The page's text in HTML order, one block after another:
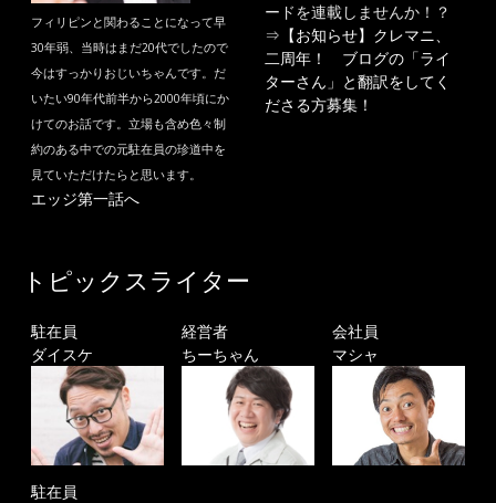
フィリピンと関わることになって早
30年弱、当時はまだ20代でしたので
今はすっかりおじいちゃんです。だ
いたい90年代前半から2000年頃にか
けてのお話です。立場も含め色々制
約のある中での元駐在員の珍道中を
見ていただけたらと思います。
エッジ第一話へ
ードを連載しませんか！？
⇒ 【お知らせ】クレマニ、
二周年！ ブログの「ライ
ターさん」と翻訳をしてく
ださる方募集！
トピックスライター
駐在員
ダイスケ
経営者
ちーちゃん
会社員
マシャ
駐在員